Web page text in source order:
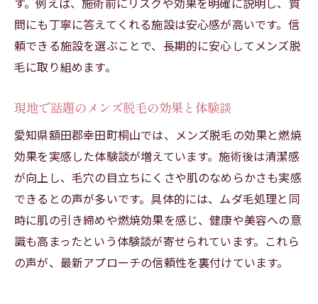
問にも丁寧に答えてくれる施設は安心感が高いです。信
頼できる施設を選ぶことで、長期的に安心してメンズ脱
毛に取り組めます。
現地で話題のメンズ脱毛の効果と体験談
愛知県額田郡幸田町桐山では、メンズ脱毛の効果と燃焼
効果を実感した体験談が増えています。施術後は清潔感
が向上し、毛穴の目立ちにくさや肌のなめらかさも実感
できるとの声が多いです。具体的には、ムダ毛処理と同
時に肌の引き締めや燃焼効果を感じ、健康や美容への意
識も高まったという体験談が寄せられています。これら
の声が、最新アプローチの信頼性を裏付けています。